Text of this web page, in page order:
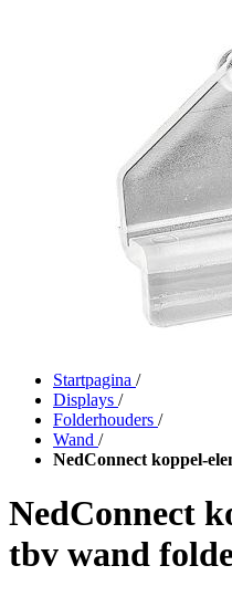
Startpagina /
Displays /
Folderhouders /
Wand /
NedConnect koppel-
NedConnect
tbv wand